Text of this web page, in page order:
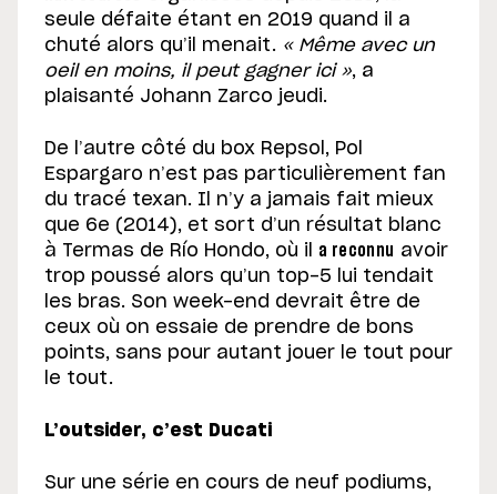
seule défaite étant en 2019 quand il a
chuté alors qu’il menait. « Même avec un
oeil en moins, il peut gagner ici », a
plaisanté Johann Zarco jeudi.
De l’autre côté du box Repsol, Pol
Espargaro n’est pas particulièrement fan
du tracé texan. Il n’y a jamais fait mieux
que 6e (2014), et sort d’un résultat blanc
à Termas de Río Hondo, où il a reconnu avoir
trop poussé alors qu’un top-5 lui tendait
les bras. Son week-end devrait être de
ceux où on essaie de prendre de bons
points, sans pour autant jouer le tout pour
le tout.
L’outsider, c’est Ducati
Sur une série en cours de neuf podiums,